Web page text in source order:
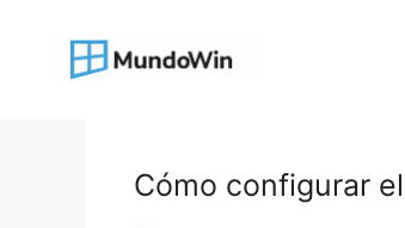
contenido
Cómo configurar